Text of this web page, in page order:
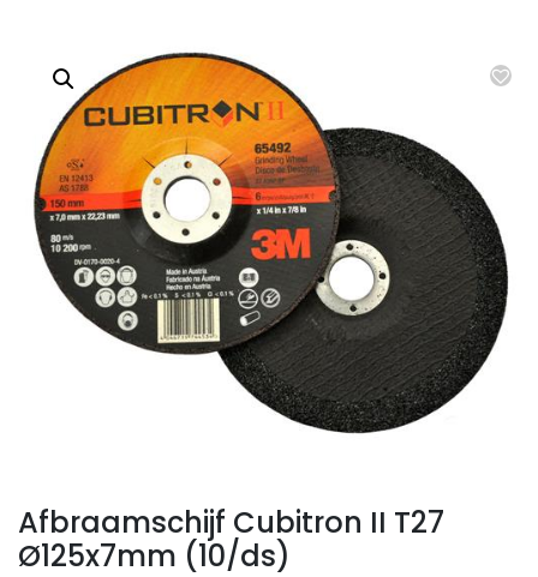
Afbraamschijf Cubitron II T27
Ø125x7mm (10/ds)